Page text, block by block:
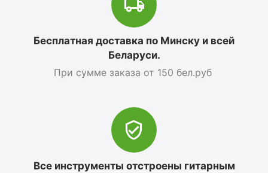
Бесплатная доставка по Минску и всей
Беларуси.
При сумме заказа от 150 бел.руб
Все инструменты отстроены гитарным